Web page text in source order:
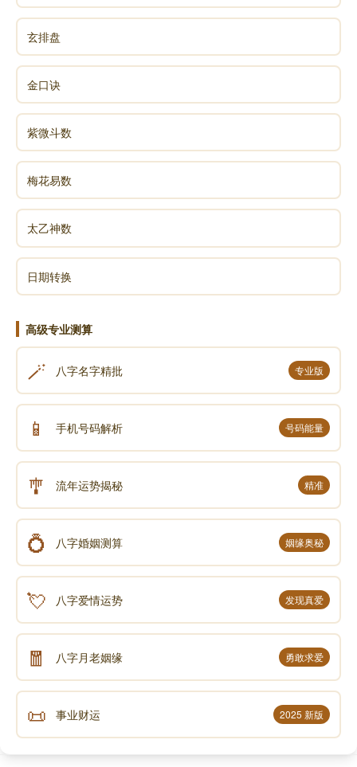
玄排盘
金口诀
紫微斗数
梅花易数
太乙神数
日期转换
高级专业测算
🪄 八字名字精批 专业版
📱 手机号码解析 号码能量
🎐 流年运势揭秘 精准
💍 八字婚姻测算 姻缘奥秘
💘 八字爱情运势 发现真爱
🧧 八字月老姻缘 勇敢求爱
📜 事业财运 2025 新版